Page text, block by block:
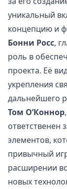
уникальный
концепцию и
Бонни Росс,
роль в
проекта. Её
укрепления
дальнейшего
Том О’Коннор
ответственен
элементов,
привычный
расширении
новых